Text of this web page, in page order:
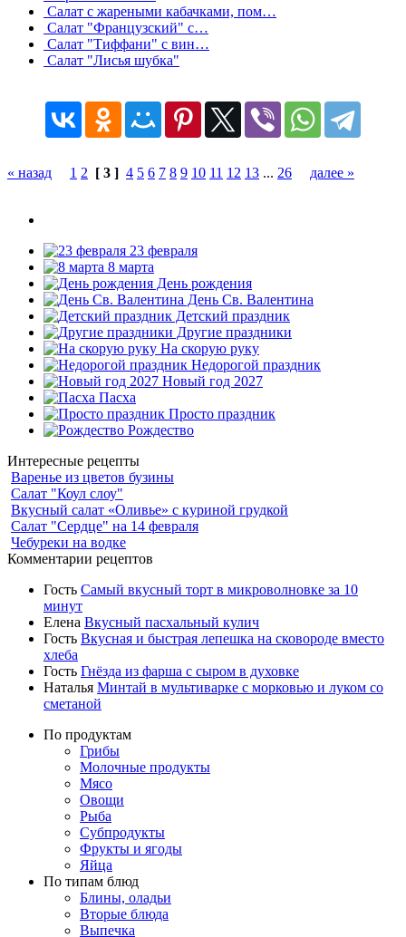
Салат с жареными кабачками, пом…
Салат "Французский" с…
Салат "Тиффани" с вин…
Салат "Лисья шубка"
« назад 1 2 [ 3 ] 4 5 6 7 8 9 10 11 12 13 ... 26 далее »
23 февраля
8 марта
День рождения
День Св. Валентина
Детский праздник
Другие праздники
На скорую руку
Недорогой праздник
Новый год 2027
Пасха
Просто праздник
Рождество
Интересные рецепты
Варенье из цветов бузины
Салат "Коул слоу"
Вкусный салат «Оливье» с куриной грудкой
Салат "Сердце" на 14 февраля
Чебуреки на водке
Комментарии рецептов
Гость Самый вкусный торт в микроволновке за 10
минут
Елена Вкусный пасхальный кулич
Гость Вкусная и быстрая лепешка на сковороде вместо
хлеба
Гость Гнёзда из фарша с сыром в духовке
Наталья Минтай в мультиварке с морковью и луком со
сметаной
По продуктам
Грибы
Молочные продукты
Мясо
Овощи
Рыба
Субпродукты
Фрукты и ягоды
Яйца
По типам блюд
Блины, оладьи
Вторые блюда
Выпечка